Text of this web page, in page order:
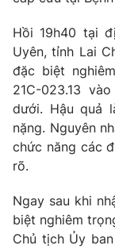
Liên hệ tòa
THỜI BÁO VTV
Theo dõi báo trên
Cơ quan chủ quản:
Hồi 19h40 tại
Uyên, tỉnh Lai
đặc biệt
21C-023.13
dưới. Hậu quả
nặng. Nguyên
chức năng các
rõ.
Ngay sau khi
biệt nghiêm
Chủ tịch Ủy